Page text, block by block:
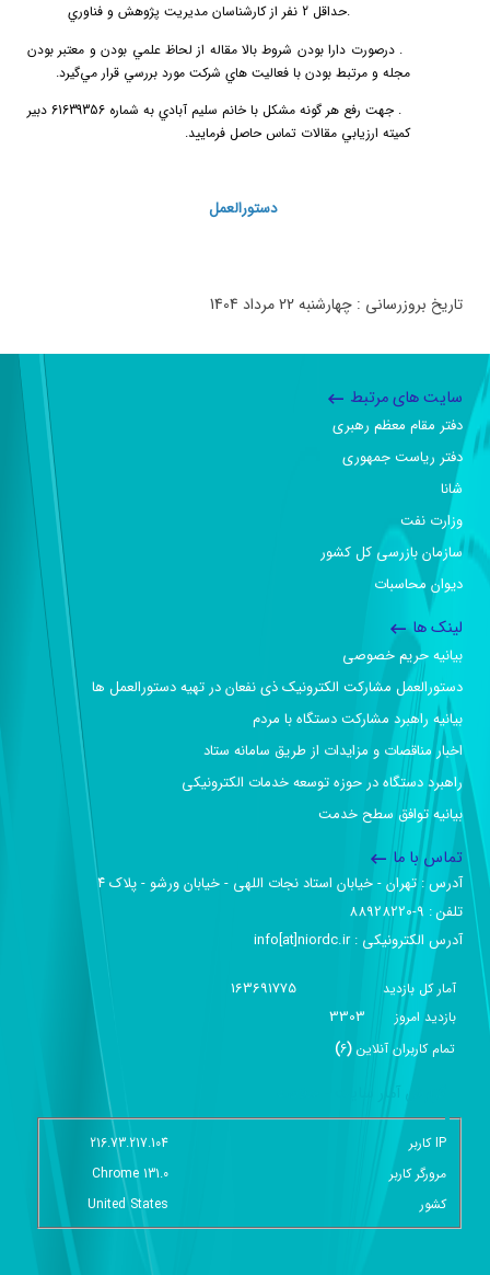
حداقل 2 نفر از كارشناسان مديريت پژوهش و فناوري
درصورت دارا بودن شروط بالا مقاله از لحاظ علمي بودن و معتبر بودن
مجله و مرتبط بودن با فعاليت هاي شركت مورد بررسي قرار مي‌گيرد.
جهت رفع هر گونه مشكل با خانم سليم آبادي به شماره 61639356 دبير
كميته ارزيابي مقالات تماس حاصل فرماييد.
دستورالعمل
تاریخ بروزرسانی : چهارشنبه 22 مرداد 1404
سایت های مرتبط
دفتر مقام معظم رهبری
دفتر ریاست جمهوری
شانا
وزارت نفت
سازمان بازرسی کل کشور
دیوان محاسبات
لینک ها
بیانیه حریم خصوصی
دستورالعمل مشارکت الکترونیک ذی نفعان در تهیه دستورالعمل ها
بیانیه راهبرد مشارکت دستگاه با مردم
اخبار مناقصات و مزایدات از طریق سامانه ستاد
راهبرد دستگاه در حوزه توسعه خدمات الکترونیکی
بیانیه توافق سطح خدمت
تماس با ما
آدرس :‌ تهران - خیابان استاد نجات اللهی - خیابان ورشو - پلاک ۴
تلفن :‌ 9-88928220
آدرس الکترونیکی :‌ info[at]niordc.ir
آمار کل بازدید 163691775
بازديد امروز 3303
تمام کاربران آنلاين (
6
)
IP کاربر
216.73.217.104
مرورگر کاربر
Chrome 131.0
کشور
United States